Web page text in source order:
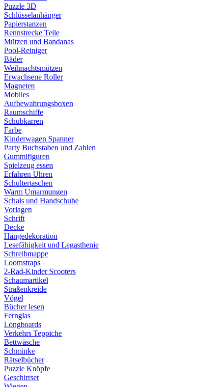
Puzzle 3D
Schlüsselanhänger
Papierstanzen
Rennstrecke Teile
Mützen und Bandanas
Pool-Reiniger
Bäder
Weihnachtsmützen
Erwachsene Roller
Magneten
Mobiles
Aufbewahrungsboxen
Raumschiffe
Schubkarren
Farbe
Kinderwagen Spanner
Party Buchstaben und Zahlen
Gummifiguren
Spielzeug essen
Erfahren Uhren
Schultertaschen
Warm Umarmungen
Schals und Handschuhe
Vorlagen
Schrift
Decke
Hängedekoration
Lesefähigkeit und Legasthenie
Schreibmappe
Loomstraps
2-Rad-Kinder Scooters
Schaumartikel
Straßenkreide
Vögel
Bücher lesen
Fernglas
Longboards
Verkehrs Teppiche
Bettwäsche
Schminke
Rätselbücher
Puzzle Knöpfe
Geschirrset